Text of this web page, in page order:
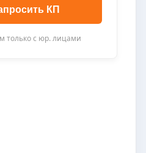
КП
только с юр. лицами